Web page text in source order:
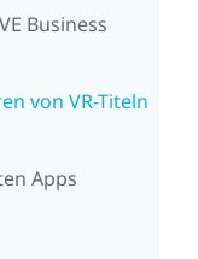
Business
von VR-Titeln
Apps